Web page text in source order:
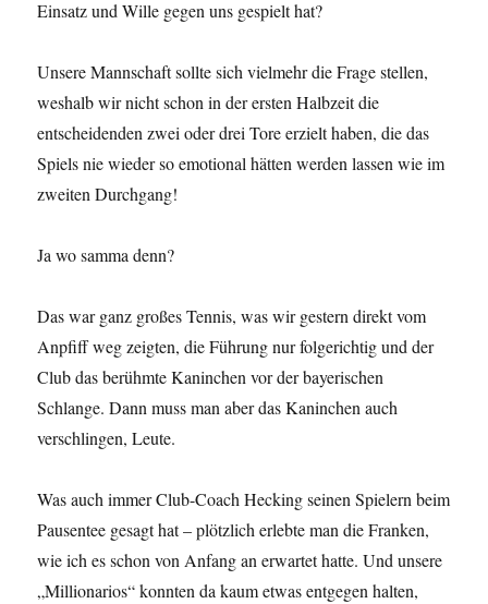
Einsatz und Wille gegen uns gespielt hat?
Unsere Mannschaft sollte sich vielmehr die Frage stellen,
weshalb wir nicht schon in der ersten Halbzeit die
entscheidenden zwei oder drei Tore erzielt haben, die das
Spiels nie wieder so emotional hätten werden lassen wie im
zweiten Durchgang!
Ja wo samma denn?
Das war ganz großes Tennis, was wir gestern direkt vom
Anpfiff weg zeigten, die Führung nur folgerichtig und der
Club das berühmte Kaninchen vor der bayerischen
Schlange. Dann muss man aber das Kaninchen auch
verschlingen, Leute.
Was auch immer Club-Coach Hecking seinen Spielern beim
Pausentee gesagt hat – plötzlich erlebte man die Franken,
wie ich es schon von Anfang an erwartet hatte. Und unsere
„Millionarios“ konnten da kaum etwas entgegen halten,